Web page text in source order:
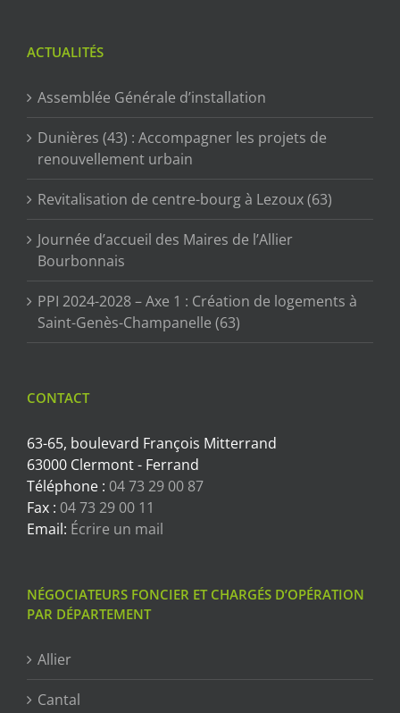
ACTUALITÉS
Assemblée Générale d’installation
Dunières (43) : Accompagner les projets de
renouvellement urbain
Revitalisation de centre-bourg à Lezoux (63)
Journée d’accueil des Maires de l’Allier
Bourbonnais
PPI 2024-2028 – Axe 1 : Création de logements à
Saint-Genès-Champanelle (63)
CONTACT
63-65, boulevard François Mitterrand
63000 Clermont - Ferrand
Téléphone : 04 73 29 00 87
Fax : 04 73 29 00 11
Email: Écrire un mail
NÉGOCIATEURS FONCIER ET CHARGÉS D’OPÉRATION
PAR DÉPARTEMENT
Allier
Cantal